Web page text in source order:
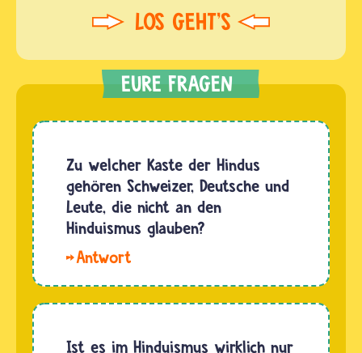
Zu welcher Kaste der Hindus
gehören Schweizer, Deutsche und
Leute, die nicht an den
Hinduismus glauben?
Wort
ist aus
Ist es im Hinduismus wirklich nur